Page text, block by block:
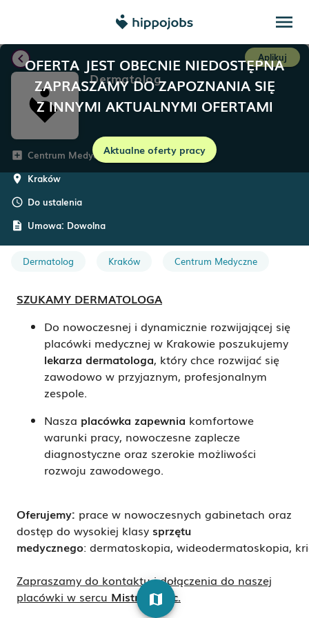
menu
OFERTA JEST OBECNIE NIEDOSTĘPNA
ZAPRASZAMY DO ZAPOZNANIA SIĘ
Z INNYMI AKTUALNYMI OFERTAMI
Aktualne oferty pracy
chevron_left Aplikuj
Dermatolog
add_box Centrum Medyczne MED-ALL
room Kraków
schedule Do ustalenia
description Umowa: Dowolna
Dermatolog Kraków Centrum Medyczne
SZUKAMY DERMATOLOGA
Do nowoczesnej i dynamicznie rozwijającej się
placówki medycznej w Krakowie poszukujemy
lekarza dermatologa, który chce rozwijać się
zawodowo w przyjaznym, profesjonalnym
zespole.
Nasza placówka zapewnia komfortowe
warunki pracy, nowoczesne zaplecze
diagnostyczne oraz szerokie możliwości
rozwoju zawodowego.
Oferujemy: prace w nowoczesnych gabinetach oraz
dostęp do wysokiej klasy sprzętu
medycznego: dermatoskopia, wideodermatoskopia,
Zapraszamy do kontaktu i dołączenia do naszej
placówki w sercu Mistrzejowic.
map